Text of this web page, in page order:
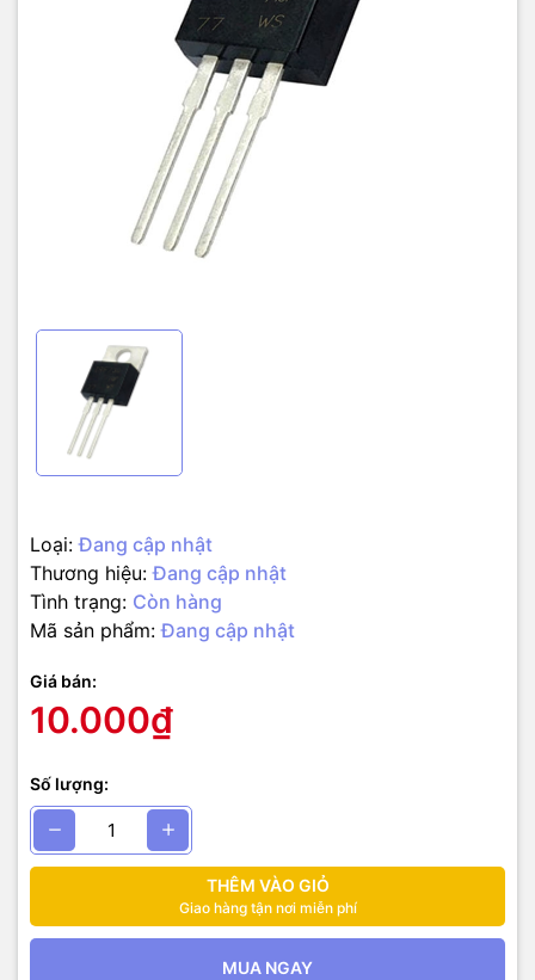
Loại: Đang cập nhật
Thương hiệu: Đang cập nhật
Tình trạng: Còn hàng
Mã sản phẩm: Đang cập nhật
Giá bán:
10.000₫
Số lượng:
THÊM VÀO GIỎ
Giao hàng tận nơi miễn phí
MUA NGAY